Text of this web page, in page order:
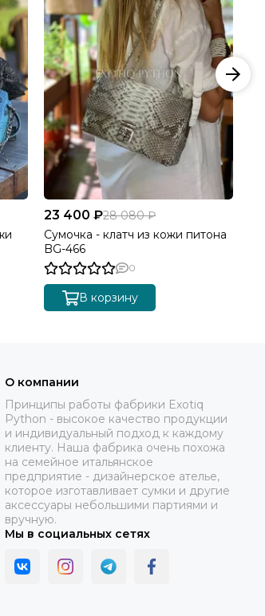
23 400 ₽28 080 ₽
Сумочка - клатч из кожи питона
BG-466
0
В корзину
О компании
Принципы работы фабрики Exotiq
Python - высокое качество продукции
и индивидуальный подход к каждому
клиенту. Наша фабрика очень похожа
на семейное итальянское
предприятие - дизайнерское ателье,
которое изготавливает сумки и другие
аксессуары небольшими партиями и
вручную.
Мы в социальных сетях